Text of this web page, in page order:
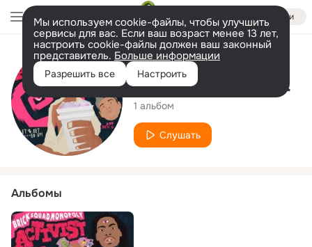
Войти
Мы используем cookie-файлы, чтобы улучшить
сервисы для вас. Если ваш возраст менее 13 лет,
настроить cookie-файлы должен ваш законный
представитель. Больше информации
Разрешить все Настроить
Исполнитель
Brick Squad Monopoly
1 альбом
Слушать
Альбомы